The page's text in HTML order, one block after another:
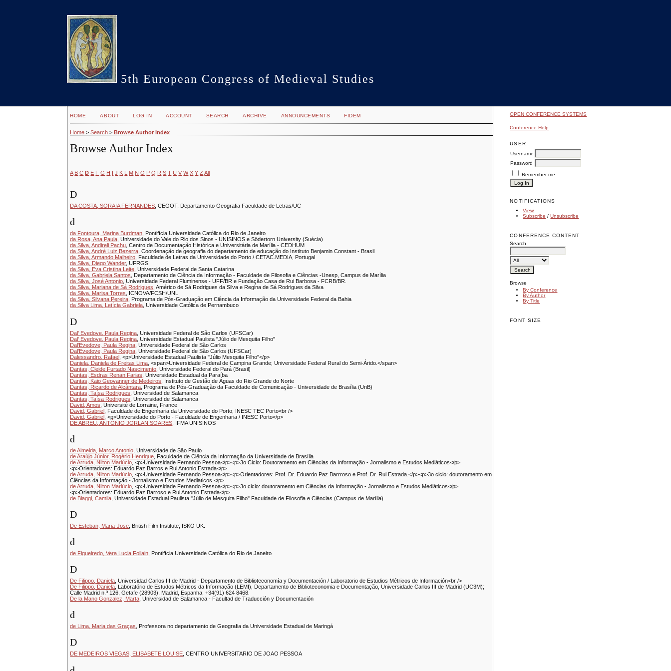
5th European Congress of Medieval Studies
OPEN CONFERENCE SYSTEMS
Conference Help
USER
Username
Password
Remember me
NOTIFICATIONS
View
Subscribe /Unsubscribe
CONFERENCE CONTENT
Search
Browse
By Conference
By Author
By Title
FONT SIZE
HOME ABOUT LOG IN ACCOUNT SEARCH ARCHIVE ANNOUNCEMENTS FIDEM
Home >Search >Browse Author Index
Browse Author Index
A B C D E F G H I J K L M N O P Q R S T U V W X Y Z All
D
DA COSTA, SORAIA FERNANDES , CEGOT; Departamento Geografia Faculdade de Letras/UC
d
da Fontoura, Marina Burdman, Pontifícia Universidade Católica do Rio de Janeiro
da Rosa, Ana Paula, Universidade do Vale do Rio dos Sinos - UNISINOS e Södertorn University (Suécia)
da Silva, Andireli Pachu, Centro de Documentação Histórica e Universitária de Marília - CEDHUM
da Silva, André Luiz Bezerra, Coordenação de geografia do departamento de educação do Instituto Benjamin Constant - Brasil
da Silva, Armando Malheiro, Faculdade de Letras da Universidade do Porto / CETAC.MEDIA, Portugal
da Silva, Diego Wander, UFRGS
da Silva, Eva Cristina Leite, Universidade Federal de Santa Catarina
da Silva, Gabriela Santos, Departamento de Ciência da Informação - Faculdade de Filosofia e Ciências -Unesp, Campus de Marília
da Silva, José Antonio, Universidade Federal Fluminense - UFF/BR e Fundação Casa de Rui Barbosa - FCRB/BR.
da Silva, Mariana de Sá Rodrigues, Américo de Sá Rodrigues da Silva e Regina de Sá Rodrigues da Silva
da Silva, Marisa Torres, ICNOVA/FCSH/UNL
da Silva, Silvana Pereira, Programa de Pós-Graduação em Ciência da Informação da Universidade Federal da Bahia
da Silva Lima, Letícia Gabriela, Universidade Católica de Pernambuco
D
Dal' Evedove, Paula Regina , Universidade Federal de São Carlos (UFSCar)
Dal' Evedove, Paula Regina , Universidade Estadual Paulista "Júlio de Mesquita Filho"
Dal'Evedove, Paula Regina , Universidade Federal de São Carlos
Dal'Evedove, Paula Regina , Universidade Federal de São Carlos (UFSCar)
Dalessandro, Rafael , <p>Universidade Estadual Paulista "Júlio Mesquita Filho"</p>
Daniela, Daniela de Freitas Lima , <span>Universidade Federal de Campina Grande; Universidade Federal Rural do Semi-Árido.</span>
Dantas, Cleide Furtado Nascimento , Universidade Federal do Pará (Brasil)
Dantas, Esdras Renan Farias , Universidade Estadual da Paraíba
Dantas, Kaio Geovanner de Medeiros
, Instituto de Gestão de Águas do Rio Grande do Norte
Dantas, Ricardo de Alcântara , Programa de Pós-Graduação da Faculdade de Comunicação - Universidade de Brasília (UnB)
Dantas, Taísa Rodrigues , Universidad de Salamanca.
Dantas, Taísa Rodrigues , Universidad de Salamanca
David, Amos , Université de Lorraine, France
David, Gabriel , Faculdade de Engenharia da Universidade do Porto; INESC TEC Porto<br />
David, Gabriel , <p>Universidade do Porto - Faculdade de Engenharia / INESC Porto</p>
DE ABREU, ANTÔNIO JORLAN SOARES , IFMA UNISINOS
d
de Almeida, Marco Antonio , Universidade de São Paulo
de Araújo Júnior, Rogério Henrique , Faculdade de Ciência da Informação da Universidade de Brasília
de Arruda, Nilton Marlúcio , <p>Universidade Fernando Pessoa</p><p>3o Ciclo: Doutoramento em Ciências da Informação - Jornalismo e Estudos Mediáticos</p>
<p>Orientadores: Eduardo Paz Barros e Rui Antonio Estrada</p>
de Arruda, Nilton Marlúcio , <p>Universidade Fernando Pessoa</p><p>Orientadores: Prof. Dr. Eduardo Paz Barrroso e Prof. Dr. Rui Estrada.</p><p>3o ciclo: doutoramento em
Ciências da Informação - Jornalismo e Estudos Mediaticos.</p>
de Arruda, Nilton Marlúcio , <p>Universidade Fernando Pessoa</p><p>3o ciclo: doutoramento em Ciências da Informação - Jornalismo e Estudos Mediáticos</p>
<p>Orientadores: Eduardo Paz Barroso e Rui Antonio Estrada</p>
de Biaggi, Camila , Universidade Estadual Paulista "Júlio de Mesquita Filho" Faculdade de Filosofia e Ciências (Campus de Marília)
D
De Esteban, Maria-Jose , British Film Institute; ISKO UK.
d
de Figueiredo, Vera Lucia Follain , Pontifícia Universidade Católica do Rio de Janeiro
D
De Filippo, Daniela , Universidad Carlos III de Madrid - Departamento de Biblioteconomía y Documentación / Laboratorio de Estudios Métricos de Información<br />
De Filippo, Daniela , Laboratório de Estudos Métricos da Informação (LEMI), Departamento de Biblioteconomia e Documentação, Universidade Carlos III de Madrid (UC3M);
Calle Madrid n.º 126, Getafe (28903), Madrid, Espanha; +34(91) 624 8468.
De la Mano Gonzalez, Marta , Universidad de Salamanca - Facultad de Traducción y Documentación
d
de Lima, Maria das Graças , Professora no departamento de Geografia da Universidade Estadual de Maringá
D
DE MEDEIROS VIEGAS, ELISABETE LOUISE, CENTRO UNIVERSITARIO DE JOAO PESSOA